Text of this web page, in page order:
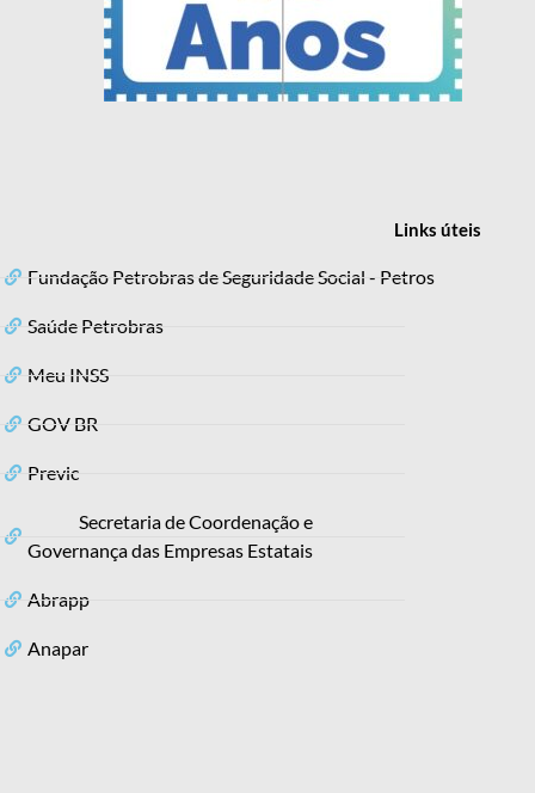
Linksúteis
Fundação Petrobras de Seguridade Social - Petros
Saúde Petrobras
Meu INSS
GOV BR
Previc
Secretaria de Coordenação e
Governança das Empresas Estatais
Abrapp
Anapar